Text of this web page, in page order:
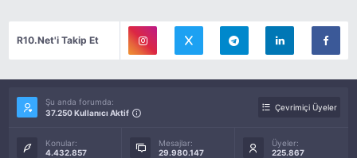
R10.Net'i Takip Et
Şu anda forumda:
37.250 Kullanıcı Aktif
Çevrimiçi Üyeler
Konular:
4.432.857
Mesajlar:
29.980.147
Üyeler:
225.867